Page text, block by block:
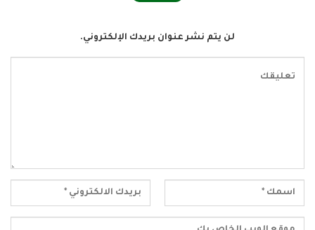
لن يتم نشر عنوان بريدك الإلكتروني.